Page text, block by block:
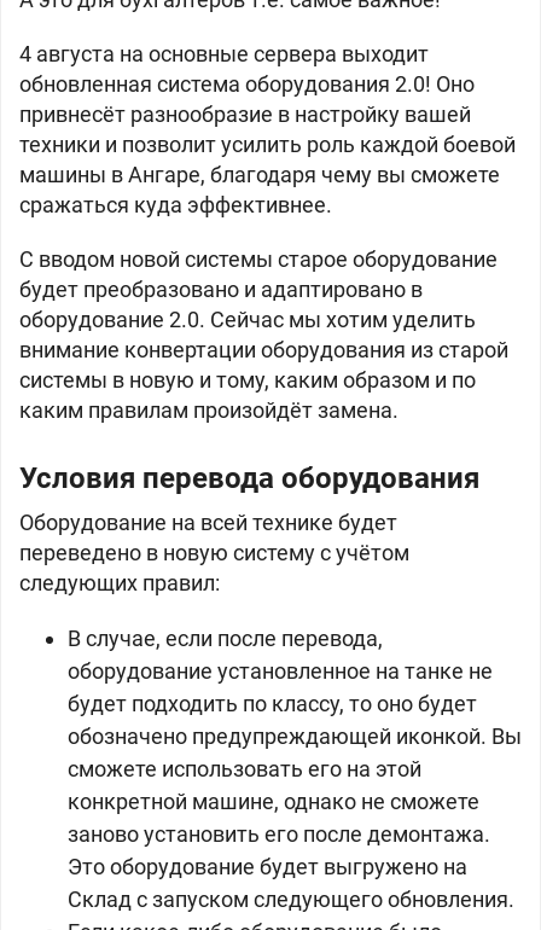
4 августа на основные сервера выходит
обновленная система оборудования 2.0! Оно
привнесёт разнообразие в настройку вашей
техники и позволит усилить роль каждой боевой
машины в Ангаре, благодаря чему вы сможете
сражаться куда эффективнее.
С вводом новой системы старое оборудование
будет преобразовано и адаптировано в
оборудование 2.0. Сейчас мы хотим уделить
внимание конвертации оборудования из старой
системы в новую и тому, каким образом и по
каким правилам произойдёт замена.
Условия перевода оборудования
Оборудование на всей технике будет
переведено в новую систему с учётом
следующих правил:
В случае, если после перевода,
оборудование установленное на танке не
будет подходить по классу, то оно будет
обозначено предупреждающей иконкой. Вы
сможете использовать его на этой
конкретной машине, однако не сможете
заново установить его после демонтажа.
Это оборудование будет выгружено на
Склад с запуском следующего обновления.